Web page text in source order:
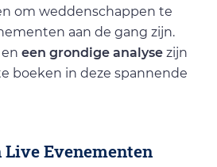
om weddenschappen te
aan de gang zijn.
en een grondige analyse zijn
boeken in deze spannende
Evenementen